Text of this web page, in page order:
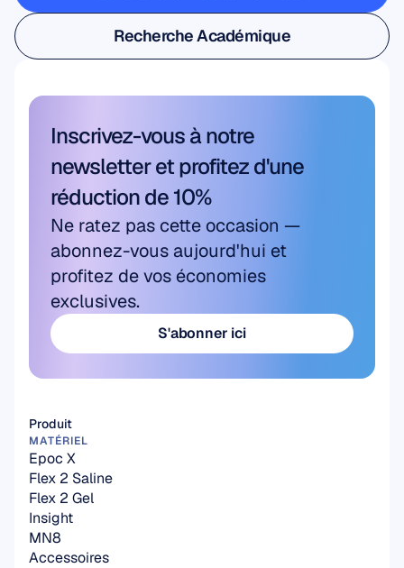
Recherche Utilisateur & Produit
Recherche Académique
Recherche Académique
Inscrivez-vous à notre
newsletter et profitez d'une
réduction de 10%
Ne ratez pas cette occasion —
abonnez-vous aujourd'hui et
profitez de vos économies
exclusives.
S'abonner ici
Produit
MATÉRIEL
Epoc X
Flex 2 Saline
Flex 2 Gel
Insight
MN8
Accessoires